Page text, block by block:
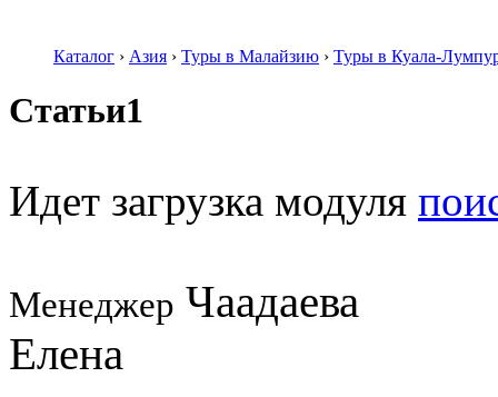
Каталог › Азия › Туры в Малайзию › Туры в Куала-
Статьи1
Идет загрузка модуля
Менеджер Чаадаева
Елена